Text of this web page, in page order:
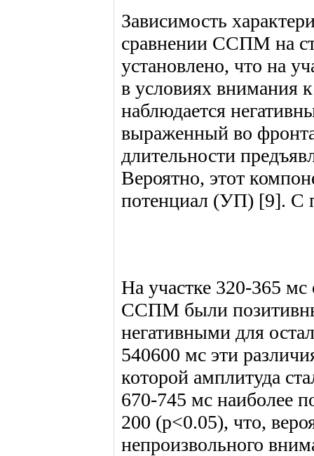
Зависимость
сравнении ССПМ на
установлено, что на
в условиях внимания
наблюдается
выраженный во
длительности
Вероятно, этот
потенциал (УП) [9]. С
На участке 320-365 мс
ССПМ были
негативными для
540600 мс эти
которой амплитуда
670-745 мс наиболее
200 (p<0.05), что,
непроизвольного